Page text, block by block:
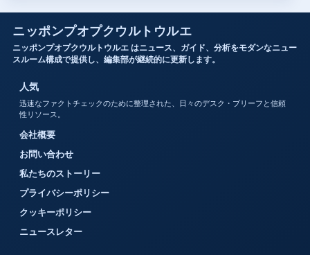
ニッポンプオプクウルトウルエ
ニッポンプオプクウルトウルエ はニュース、ガイド、分析をモダンなニュー
スルーム構成で提供し、編集部が継続的に更新します。
人気
迅速なファクトチェックのために整理された、日々のデスク・ブリーフと信頼
性リソース。
会社概要
お問い合わせ
私たちのストーリー
プライバシーポリシー
クッキーポリシー
ニュースレター